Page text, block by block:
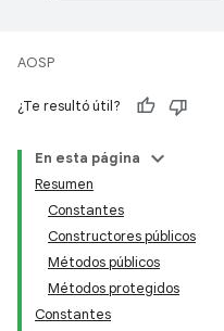
AOSP
¿Te resultó útil?
En esta página
Resumen
Constantes
Constructores públicos
Métodos públicos
Métodos protegidos
Constantes